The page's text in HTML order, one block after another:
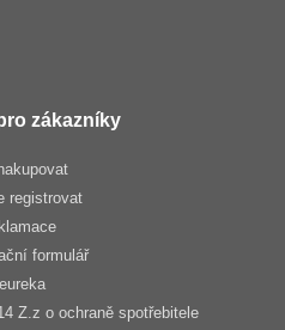
zákazníky
registrovat
formulář
Z.z o ochraně spotřebitele